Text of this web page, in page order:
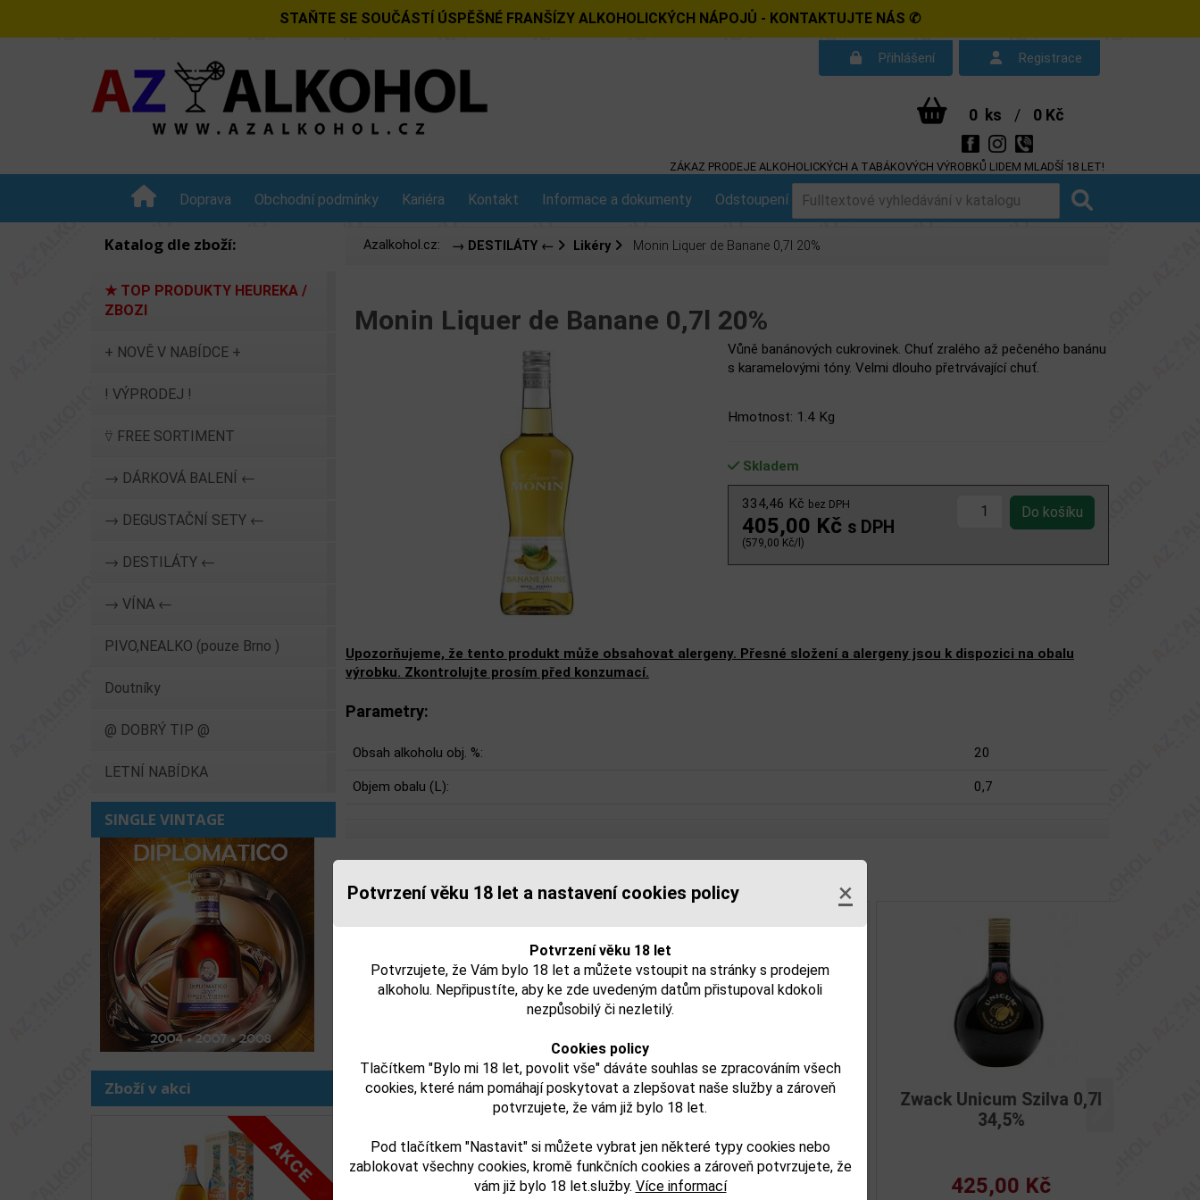
Potvrzení věku 18 let a nastavení cookies policy ×
Potvrzení věku 18 let
Potvrzujete, že Vám bylo 18 let a můžete vstoupit na stránky s prodejem
alkoholu. Nepřipustíte, aby ke zde uvedeným datům přistupoval kdokoli
nezpůsobilý či nezletilý.
Cookies policy
Tlačítkem "Bylo mi 18 let, povolit vše" dáváte souhlas se zpracováním všech
cookies, které nám pomáhají poskytovat a zlepšovat naše služby a zároveň
potvrzujete, že vám již bylo 18 let.
Pod tlačítkem "Nastavit" si můžete vybrat jen některé typy cookies nebo
zablokovat všechny cookies, kromě funkčních cookies a zároveň potvrzujete, že
vám již bylo 18 let.služby. Více informací
STAŇTE SE SOUČÁSTÍ ÚSPĚŠNÉ FRANŠÍZY ALKOHOLICKÝCH NÁPOJŮ - KONTAKTUJTE NÁS ✆
Přihlášení Registrace
0 ks / 0 Kč
ZÁKAZ PRODEJE ALKOHOLICKÝCH A TABÁKOVÝCH VÝROBKŮ LIDEM MLADŠÍ 18 LET!
Doprava Obchodní podmínky Kariéra Kontakt Informace a dokumenty Odstoupení od smlouvy Dotazy
Katalog dle zboží:
★ TOP PRODUKTY HEUREKA /
ZBOZI
+ NOVĚ V NABÍDCE +
! VÝPRODEJ !
⍢ FREE SORTIMENT
→ DÁRKOVÁ BALENÍ ←
→ DEGUSTAČNÍ SETY ←
→ DESTILÁTY ←
→ VÍNA ←
PIVO,NEALKO (pouze Brno )
Doutníky
@ DOBRÝ TIP @
LETNÍ NABÍDKA
SINGLE VINTAGE
Zboží v akci
Azalkohol.cz: → DESTILÁTY ← Likéry Monin Liquer de Banane 0,7l 20%
Monin Liquer de Banane 0,7l 20%
Vůně banánových cukrovinek. Chuť zralého až pečeného banánu
s karamelovými tóny. Velmi dlouho přetrvávající chuť.
Hmotnost: 1.4 Kg
Skladem
334,46 Kč bez DPH
405,00 Kč s DPH
(579,00 Kč/l)
Upozorňujeme, že tento produkt může obsahovat alergeny. Přesné složení a alergeny jsou k dispozici na obalu
výrobku. Zkontrolujte prosím před konzumací.
Parametry:
Obsah alkoholu obj. %: 20
Objem obalu (L): 0,7
Související zboží
Licor 43 0,05l 31%
68,00 Kč
Arehucas Creme Banana
313,00 Kč
Zwack Unicum Szilva 0,7l
34,5%
425,00 Kč
Další